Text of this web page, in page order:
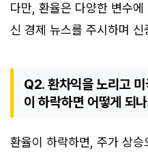
다만, 환율은 다양한 변수
신 경제 뉴스를 주시하며
Q2. 환차익을 노리고
이 하락하면 어떻게 되
환율이 하락하면, 주가 상